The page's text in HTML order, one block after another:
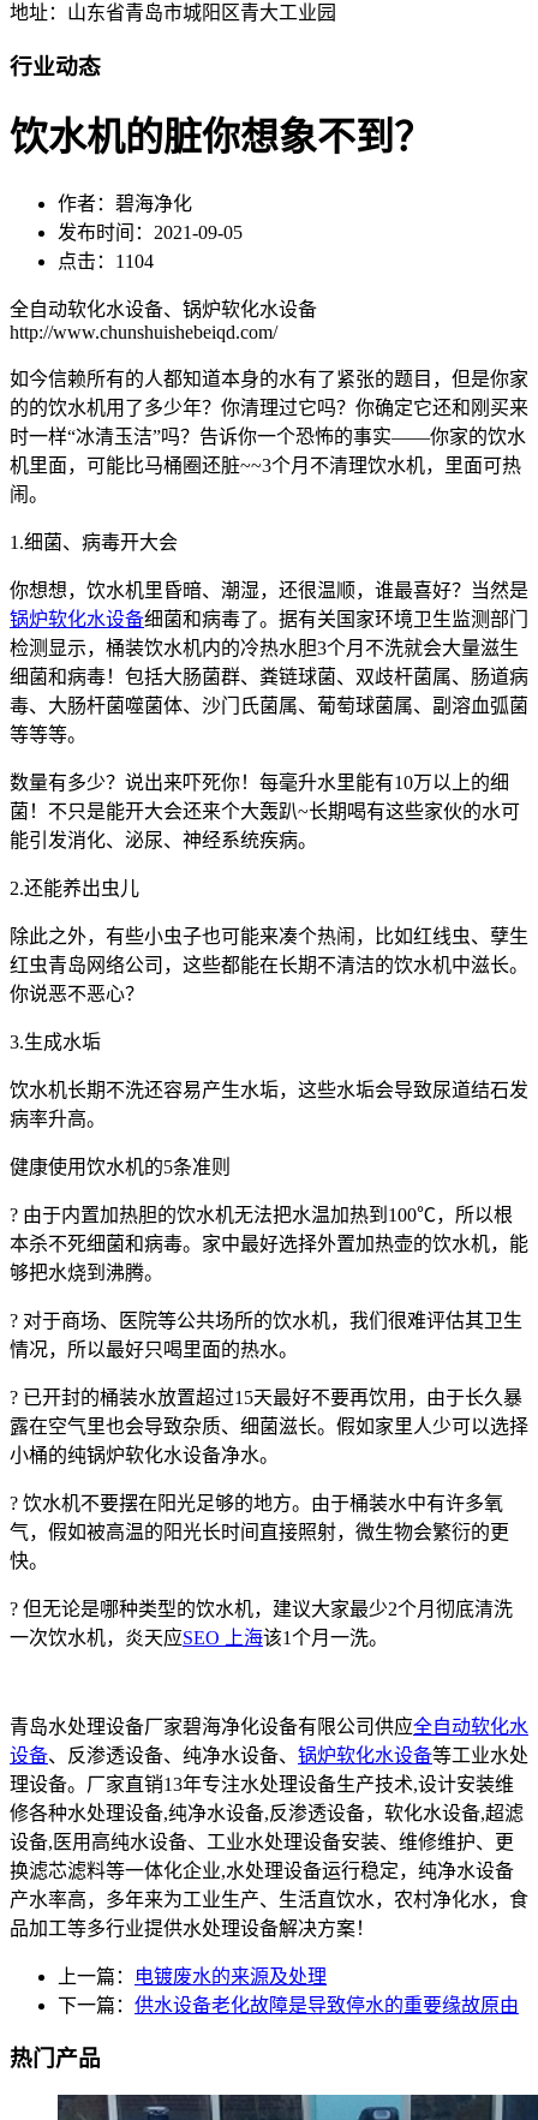
地址：山东省青岛市城阳区青大工业园
行业动态
饮水机的脏你想象不到？
作者：碧海净化
发布时间：2021-09-05
点击：1104
全自动软化水设备、锅炉软化水设备
http://www.chunshuishebeiqd.com/
如今信赖所有的人都知道本身的水有了紧张的题目，但是你家
的的饮水机用了多少年？你清理过它吗？你确定它还和刚买来
时一样“冰清玉洁”吗？告诉你一个恐怖的事实——你家的饮水
机里面，可能比马桶圈还脏~~3个月不清理饮水机，里面可热
闹。
1.细菌、病毒开大会
你想想，饮水机里昏暗、潮湿，还很温顺，谁最喜好？当然是
锅炉软化水设备细菌和病毒了。据有关国家环境卫生监测部门
检测显示，桶装饮水机内的冷热水胆3个月不洗就会大量滋生
细菌和病毒！包括大肠菌群、粪链球菌、双歧杆菌属、肠道病
毒、大肠杆菌噬菌体、沙门氏菌属、葡萄球菌属、副溶血弧菌
等等等。
数量有多少？说出来吓死你！每毫升水里能有10万以上的细
菌！不只是能开大会还来个大轰趴~长期喝有这些家伙的水可
能引发消化、泌尿、神经系统疾病。
2.还能养出虫儿
除此之外，有些小虫子也可能来凑个热闹，比如红线虫、孽生
红虫青岛网络公司，这些都能在长期不清洁的饮水机中滋长。
你说恶不恶心？
3.生成水垢
饮水机长期不洗还容易产生水垢，这些水垢会导致尿道结石发
病率升高。
健康使用饮水机的5条准则
? 由于内置加热胆的饮水机无法把水温加热到100℃，所以根
本杀不死细菌和病毒。家中最好选择外置加热壶的饮水机，能
够把水烧到沸腾。
? 对于商场、医院等公共场所的饮水机，我们很难评估其卫生
情况，所以最好只喝里面的热水。
? 已开封的桶装水放置超过15天最好不要再饮用，由于长久暴
露在空气里也会导致杂质、细菌滋长。假如家里人少可以选择
小桶的纯锅炉软化水设备净水。
? 饮水机不要摆在阳光足够的地方。由于桶装水中有许多氧
气，假如被高温的阳光长时间直接照射，微生物会繁衍的更
快。
? 但无论是哪种类型的饮水机，建议大家最少2个月彻底清洗
一次饮水机，炎天应SEO 上海该1个月一洗。
青岛水处理设备厂家碧海净化设备有限公司供应全自动软化水
设备、反渗透设备、纯净水设备、 锅炉软化水设备等工业水处
理设备。厂家直销13年专注水处理设备生产技术,设计安装维
修各种水处理设备,纯净水设备,反渗透设备，软化水设备,超滤
设备,医用高纯水设备、工业水处理设备安装、维修维护、更
换滤芯滤料等一体化企业,水处理设备运行稳定，纯净水设备
产水率高，多年来为工业生产、生活直饮水，农村净化水，食
品加工等多行业提供水处理设备解决方案！
上一篇：
电镀废水的来源及处理
下一篇： 供水设备老化故障是导致停水的重要缘故原由
热门产品